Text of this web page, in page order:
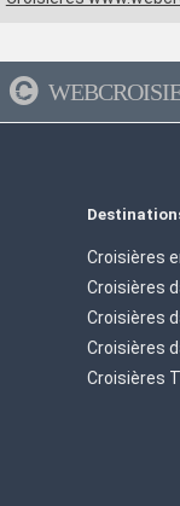
Croisières
Croisières
Croisières
Croisières
Croisières